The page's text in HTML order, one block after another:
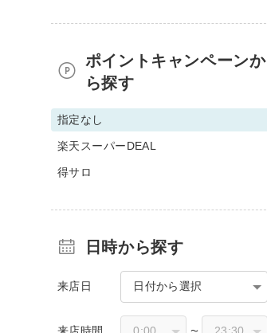
ポイントキャンペーンか
ら探す
指定なし
楽天スーパーDEAL
得サロ
日時から探す
来店日 日付から選択
来店時間 〜